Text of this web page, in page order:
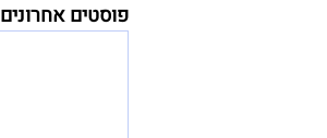
פוסטים אחרונים